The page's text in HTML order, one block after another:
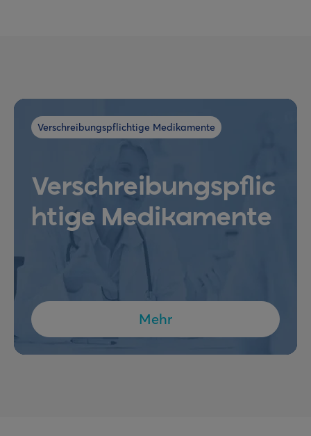
Verschreibungspflichtige Medikamente
Verschreibungspflic
htige Medikamente
Mehr